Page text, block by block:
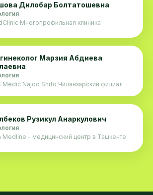
Дилобар Болтатошевна
Многопрофильная клиника
Марзия Абдиева
Medic Najod Shifo Чиланзарский филиал
Рузикул Анаркулович
Medline - медицинский центр в Ташкенте